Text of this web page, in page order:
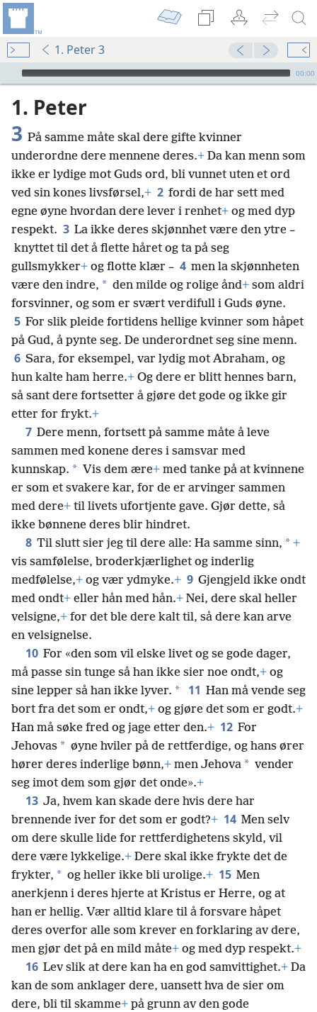
1. Peter 3
Audio Player
00:00
1. Peter
3 På samme måte skal dere gifte kvinner
underordne dere mennene deres.+ Da kan menn som
ikke er lydige mot Guds ord, bli vunnet uten et ord
ved sin kones livsførsel,+ 2 fordi de har sett med
egne øyne hvordan dere lever i renhet+ og med dyp
respekt. 3 La ikke deres skjønnhet være den ytre –
knyttet til det å flette håret og ta på seg
gullsmykker+ og flotte klær – 4 men la skjønnheten
være den indre, * den milde og rolige ånd+ som aldri
forsvinner, og som er svært verdifull i Guds øyne.
5 For slik pleide fortidens hellige kvinner som håpet
på Gud, å pynte seg. De underordnet seg sine menn.
6 Sara, for eksempel, var lydig mot Abraham, og
hun kalte ham herre.+ Og dere er blitt hennes barn,
så sant dere fortsetter å gjøre det gode og ikke gir
etter for frykt.+
7 Dere menn, fortsett på samme måte å leve
sammen med konene deres i samsvar med
kunnskap. * Vis dem ære+ med tanke på at kvinnene
er som et svakere kar, for de er arvinger sammen
med dere+ til livets ufortjente gave. Gjør dette, så
ikke bønnene deres blir hindret.
8 Til slutt sier jeg til dere alle: Ha samme sinn, * +
vis samfølelse, broderkjærlighet og inderlig
medfølelse,+ og vær ydmyke.+ 9 Gjengjeld ikke ondt
med ondt+ eller hån med hån.+ Nei, dere skal heller
velsigne,+ for det ble dere kalt til, så dere kan arve
en velsignelse.
10 For «den som vil elske livet og se gode dager,
må passe sin tunge så han ikke sier noe ondt,+ og
sine lepper så han ikke lyver. * 11 Han må vende seg
bort fra det som er ondt,+ og gjøre det som er godt.+
Han må søke fred og jage etter den.+ 12 For
Jehovas * øyne hviler på de rettferdige, og hans ører
hører deres inderlige bønn,+ men Jehova * vender
seg imot dem som gjør det onde».+
13 Ja, hvem kan skade dere hvis dere har
brennende iver for det som er godt?+ 14 Men selv
om dere skulle lide for rettferdighetens skyld, vil
dere være lykkelige.+ Dere skal ikke frykte det de
frykter, * og heller ikke bli urolige.+ 15 Men
anerkjenn i deres hjerte at Kristus er Herre, og at
han er hellig. Vær alltid klare til å forsvare håpet
deres overfor alle som krever en forklaring av dere,
men gjør det på en mild måte+ og med dyp respekt.+
16 Lev slik at dere kan ha en god samvittighet.+ Da
kan de som anklager dere, uansett hva de sier om
dere, bli til skamme+ på grunn av den gode